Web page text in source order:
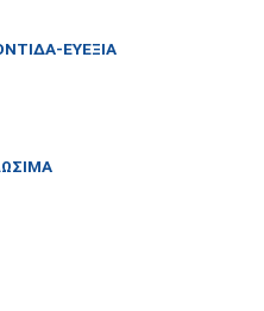
ΕΥΕΞΙΑ